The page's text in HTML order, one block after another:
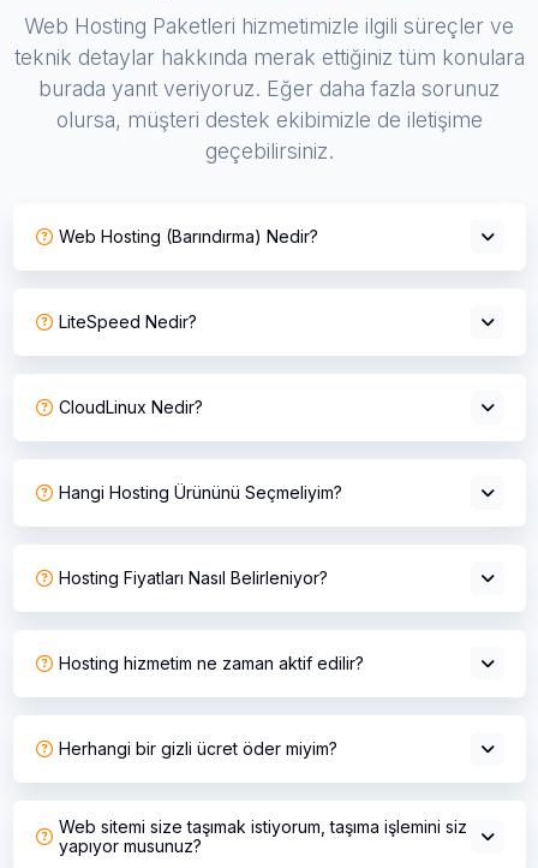
Web Hosting Paketleri hizmetimizle ilgili süreçler ve
teknik detaylar hakkında merak ettiğiniz tüm konulara
burada yanıt veriyoruz. Eğer daha fazla sorunuz
olursa, müşteri destek ekibimizle de iletişime
geçebilirsiniz.
Web Hosting (Barındırma) Nedir?
LiteSpeed Nedir?
CloudLinux Nedir?
Hangi Hosting Ürününü Seçmeliyim?
Hosting Fiyatları Nasıl Belirleniyor?
Hosting hizmetim ne zaman aktif edilir?
Herhangi bir gizli ücret öder miyim?
Web sitemi size taşımak istiyorum, taşıma işlemini siz
yapıyor musunuz?